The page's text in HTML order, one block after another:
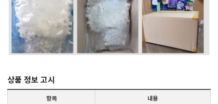
상품 정보 고시
항목 내용